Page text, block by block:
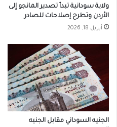
ولاية سودانية تبدأ تصدير المانجو إلى
الأردن وتطرح إصلاحات للصادر
أبريل 18, 2026
الجنيه السوداني مقابل الجنيه